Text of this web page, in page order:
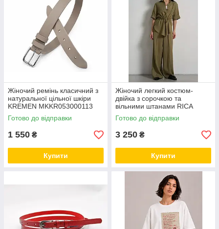
Жіночий ремінь класичний з
натуральної цільної шкіри
KREMEN MKKR053000113
Готово до відправки
1 550 ₴
Купити
Жіночий легкий костюм-
двійка з сорочкою та
вільними штанами RICA
MARE MKRM4314
Готово до відправки
3 250 ₴
Купити